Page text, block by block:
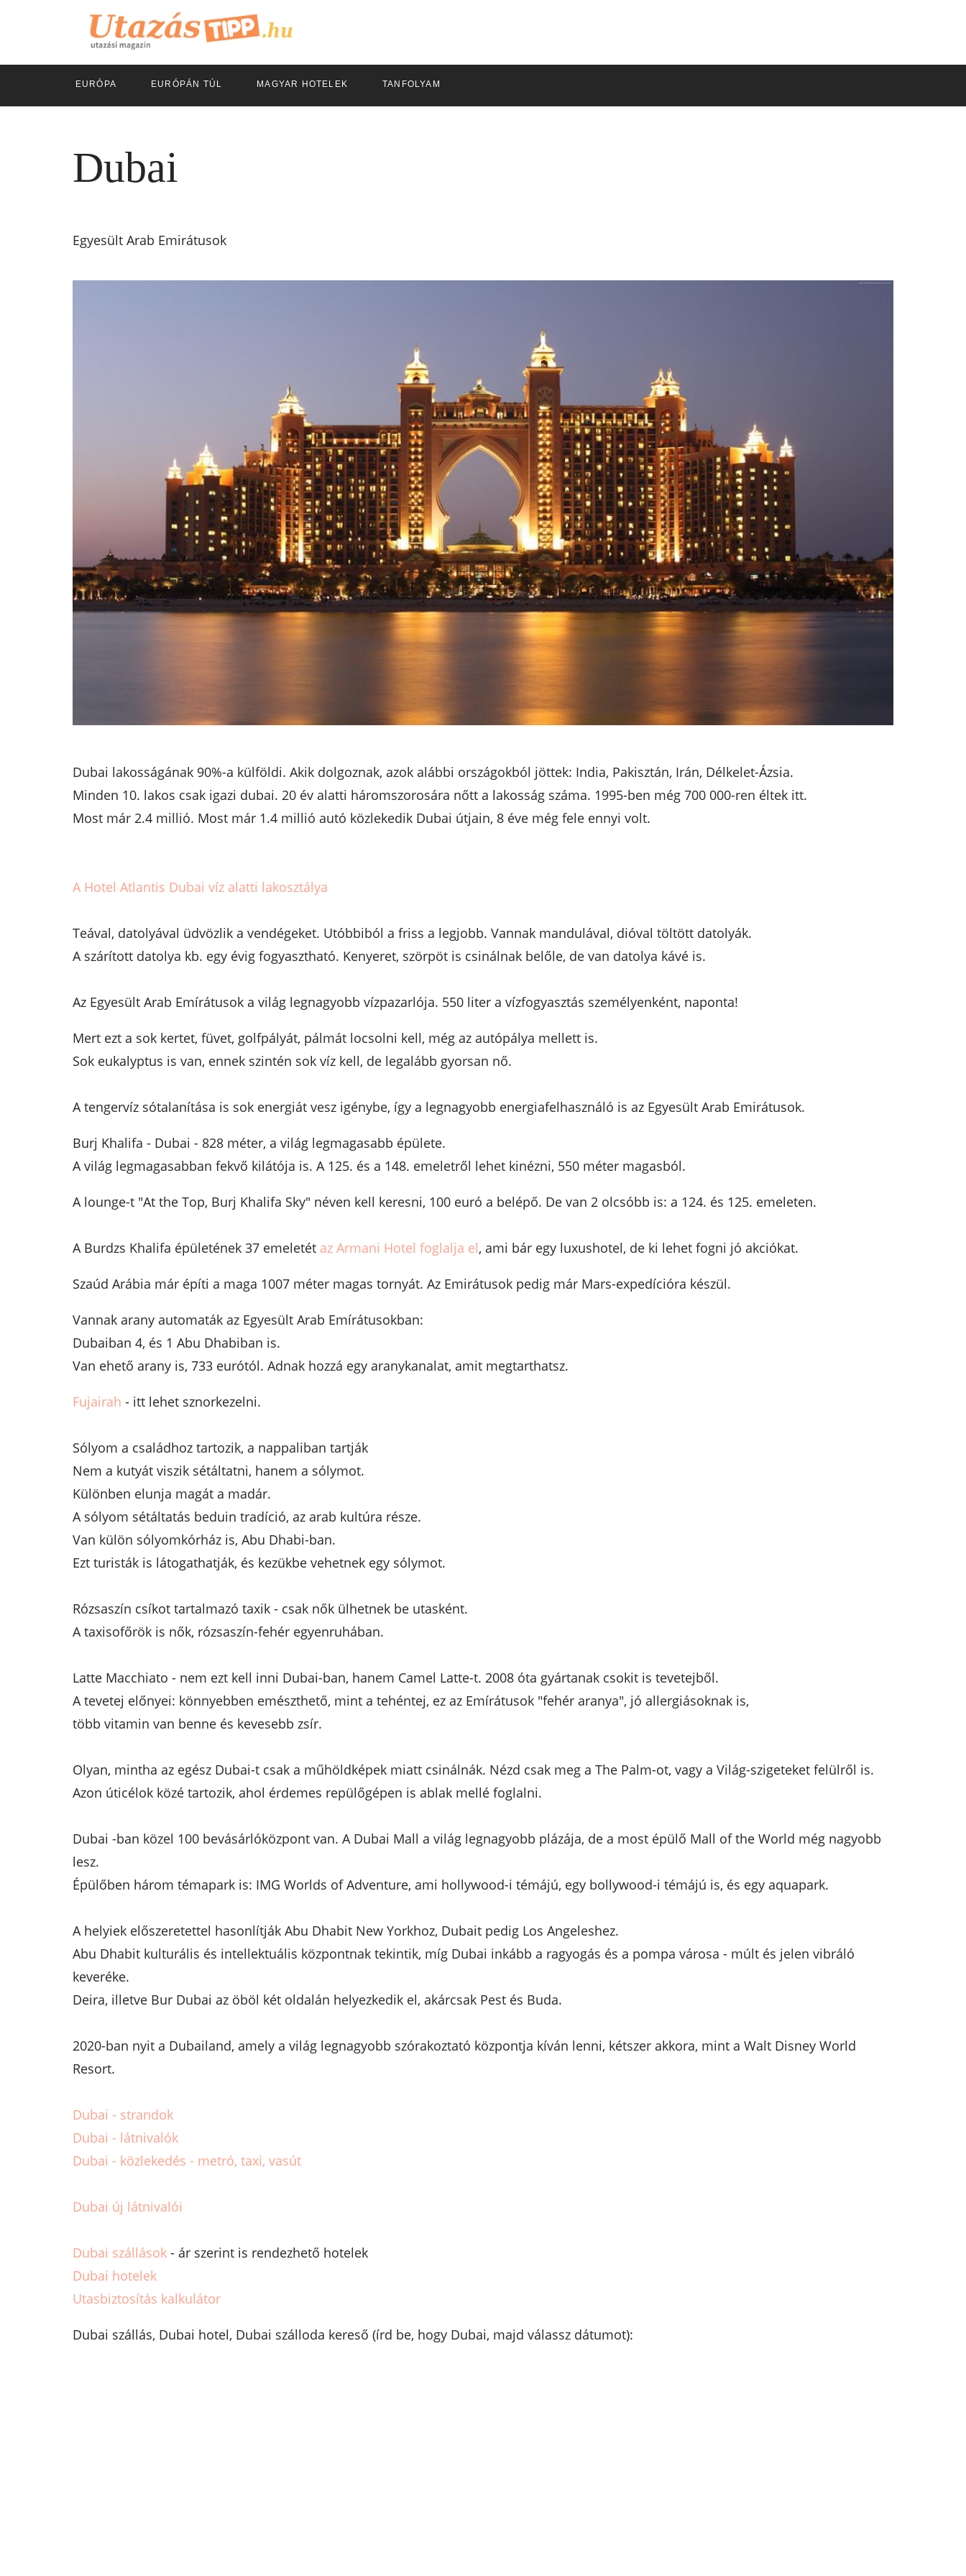
EURÓPA EURÓPÁN TÚL MAGYAR HOTELEK TANFOLYAM
Dubai
Egyesült Arab Emirátusok
Dubai lakosságának 90%-a külföldi. Akik dolgoznak, azok alábbi országokból jöttek: India, Pakisztán, Irán, Délkelet-Ázsia.
Minden 10. lakos csak igazi dubai. 20 év alatti háromszorosára nőtt a lakosság száma. 1995-ben még 700 000-ren éltek itt.
Most már 2.4 millió. Most már 1.4 millió autó közlekedik Dubai útjain, 8 éve még fele ennyi volt.
A Hotel Atlantis Dubai víz alatti lakosztálya
Teával, datolyával üdvözlik a vendégeket. Utóbbiból a friss a legjobb. Vannak mandulával, dióval töltött datolyák.
A szárított datolya kb. egy évig fogyasztható. Kenyeret, szörpöt is csinálnak belőle, de van datolya kávé is.
Az Egyesült Arab Emírátusok a világ legnagyobb vízpazarlója. 550 liter a vízfogyasztás személyenként, naponta!
Mert ezt a sok kertet, füvet, golfpályát, pálmát locsolni kell, még az autópálya mellett is.
Sok eukalyptus is van, ennek szintén sok víz kell, de legalább gyorsan nő.
A tengervíz sótalanítása is sok energiát vesz igénybe, így a legnagyobb energiafelhasználó is az Egyesült Arab Emirátusok.
Burj Khalifa - Dubai - 828 méter, a világ legmagasabb épülete.
A világ legmagasabban fekvő kilátója is. A 125. és a 148. emeletről lehet kinézni, 550 méter magasból.
A lounge-t "At the Top, Burj Khalifa Sky" néven kell keresni, 100 euró a belépő. De van 2 olcsóbb is: a 124. és 125. emeleten.
A Burdzs Khalifa épületének 37 emeletét az Armani Hotel foglalja el, ami bár egy luxushotel, de ki lehet fogni jó akciókat.
Szaúd Arábia már építi a maga 1007 méter magas tornyát. Az Emirátusok pedig már Mars-expedícióra készül.
Vannak arany automaták az Egyesült Arab Emírátusokban:
Dubaiban 4, és 1 Abu Dhabiban is.
Van ehető arany is, 733 eurótól. Adnak hozzá egy aranykanalat, amit megtarthatsz.
Fujairah - itt lehet sznorkezelni.
Sólyom a családhoz tartozik, a nappaliban tartják
Nem a kutyát viszik sétáltatni, hanem a sólymot.
Különben elunja magát a madár.
A sólyom sétáltatás beduin tradíció, az arab kultúra része.
Van külön sólyomkórház is, Abu Dhabi-ban.
Ezt turisták is látogathatják, és kezükbe vehetnek egy sólymot.
Rózsaszín csíkot tartalmazó taxik - csak nők ülhetnek be utasként.
A taxisofőrök is nők, rózsaszín-fehér egyenruhában.
Latte Macchiato - nem ezt kell inni Dubai-ban, hanem Camel Latte-t. 2008 óta gyártanak csokit is tevetejből.
A tevetej előnyei: könnyebben emészthető, mint a tehéntej, ez az Emírátusok "fehér aranya", jó allergiásoknak is,
több vitamin van benne és kevesebb zsír.
Olyan, mintha az egész Dubai-t csak a műhöldképek miatt csinálnák. Nézd csak meg a The Palm-ot, vagy a Világ-szigeteket felülről is.
Azon úticélok közé tartozik, ahol érdemes repülőgépen is ablak mellé foglalni.
Dubai -ban közel 100 bevásárlóközpont van. A Dubai Mall a világ legnagyobb plázája, de a most épülő Mall of the World még nagyobb
lesz.
Épülőben három témapark is: IMG Worlds of Adventure, ami hollywood-i témájú, egy bollywood-i témájú is, és egy aquapark.
A helyiek előszeretettel hasonlítják Abu Dhabit New Yorkhoz, Dubait pedig Los Angeleshez.
Abu Dhabit kulturális és intellektuális központnak tekintik, míg Dubai inkább a ragyogás és a pompa városa - múlt és jelen vibráló
keveréke.
Deira, illetve Bur Dubai az öböl két oldalán helyezkedik el, akárcsak Pest és Buda.
2020-ban nyit a Dubailand, amely a világ legnagyobb szórakoztató központja kíván lenni, kétszer akkora, mint a Walt Disney World
Resort.
Dubai - strandok
Dubai - látnivalók
Dubai - közlekedés - metró, taxi, vasút
Dubai új látnivalói
Dubai szállások- ár szerint is rendezhető hotelek
Dubai hotelek
Utasbiztosítás kalkulátor
Dubai szállás, Dubai hotel, Dubai szálloda kereső (írd be, hogy Dubai, majd válassz dátumot):